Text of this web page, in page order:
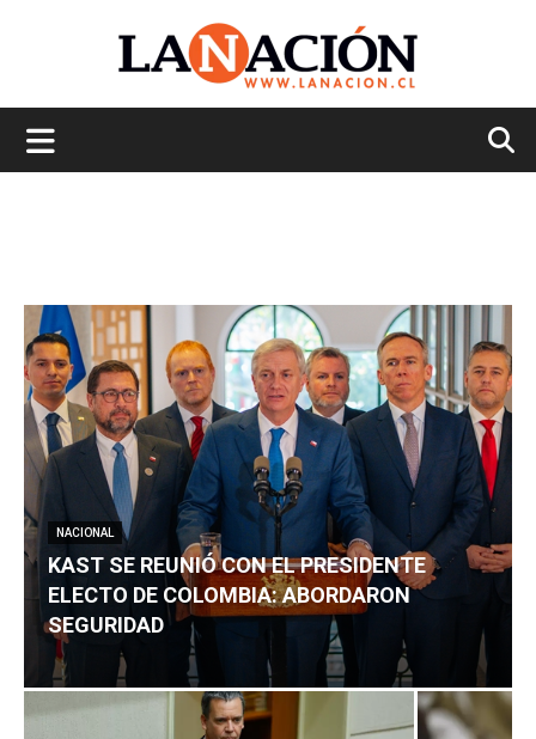
NACIONAL
KAST SE REUNIÓ CON EL PRESIDENTE
ELECTO DE COLOMBIA: ABORDARON
SEGURIDAD